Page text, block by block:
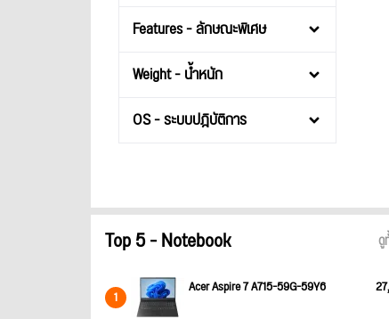
Features - ลักษณะพิเศษ
Weight - น้ำหนัก
OS - ระบบปฎิบัติการ
Top 5 - Notebook ดู
1 Acer Aspire 7 A715-59G-59Y6